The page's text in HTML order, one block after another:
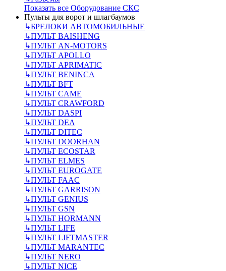
Показать все Оборудование СКС
Пульты для ворот и шлагбаумов
↳БРЕЛОКИ АВТОМОБИЛЬНЫЕ
↳ПУЛЬТ BAISHENG
↳ПУЛЬТ AN-MOTORS
↳ПУЛЬТ APOLLO
↳ПУЛЬТ APRIMATIC
↳ПУЛЬТ BENINCA
↳ПУЛЬТ BFT
↳ПУЛЬТ CAME
↳ПУЛЬТ CRAWFORD
↳ПУЛЬТ DASPI
↳ПУЛЬТ DEA
↳ПУЛЬТ DITEC
↳ПУЛЬТ DOORHAN
↳ПУЛЬТ ECOSTAR
↳ПУЛЬТ ELMES
↳ПУЛЬТ EUROGATE
↳ПУЛЬТ FAAC
↳ПУЛЬТ GARRISON
↳ПУЛЬТ GENIUS
↳ПУЛЬТ GSN
↳ПУЛЬТ HORMANN
↳ПУЛЬТ LIFE
↳ПУЛЬТ LIFTMASTER
↳ПУЛЬТ MARANTEC
↳ПУЛЬТ NERO
↳ПУЛЬТ NICE